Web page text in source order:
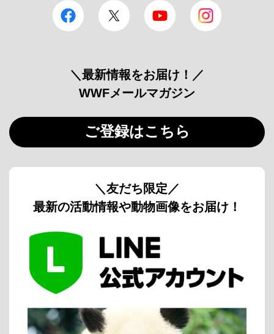
facebook Twitter YouTube
＼最新情報をお届け！／
WWFメールマガジン
ご登録はこちら
＼友だち限定／
最新の活動情報や動物画像をお届け！